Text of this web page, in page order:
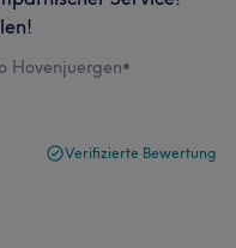
Hovenjuergen•
Verifizierte Bewertung